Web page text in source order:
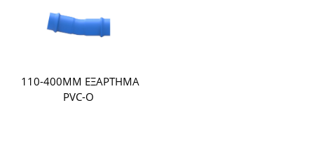
110-400MM ΕΞΑΡΤΗΜΑ
PVC-O